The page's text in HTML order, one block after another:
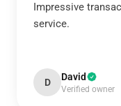
Impressive
service.
D David
Verified owner